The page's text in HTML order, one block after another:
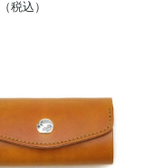
税込）